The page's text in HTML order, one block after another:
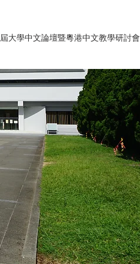
大學中文論壇暨粵港中文教學研討會